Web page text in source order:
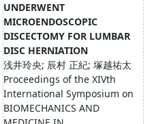
UNDERWENT
MICROENDOSCOPIC
DISCECTOMY FOR LUMBAR
DISC HERNIATION
浅井玲央; 辰村 正紀; 塚越祐太
Proceedings of the XIVth
International Symposium on
BIOMECHANICS AND